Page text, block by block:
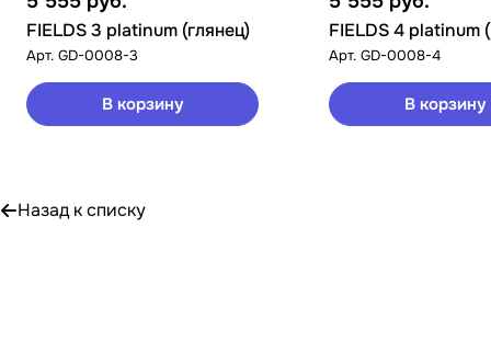
FIELDS 3 platinum (глянец)
Арт. GD-0008-3
В корзину
FIELDS 4 platinum
Арт. GD-0008-4
В корзину
Назад к списку